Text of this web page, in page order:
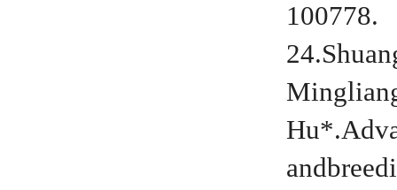
100778.